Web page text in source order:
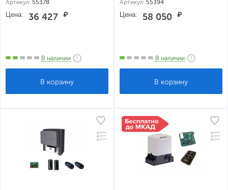
Артикул: 55378
Цена: 36 427 ₽
В наличии
Артикул: 55394
Цена: 58 050 ₽
В наличии